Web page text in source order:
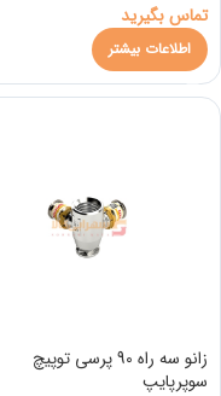
تماس بگیرید
اطلاعات بیشتر
زانو سه راه 90 پرسی توپیچ
سوپرپایپ